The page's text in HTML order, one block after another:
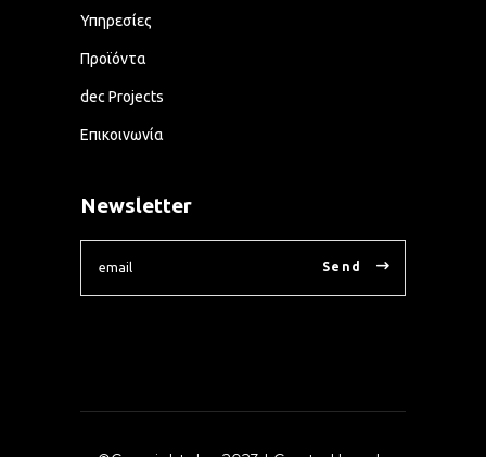
Υπηρεσίες
Προϊόντα
dec Projects
Επικοινωνία
Newsletter
Send